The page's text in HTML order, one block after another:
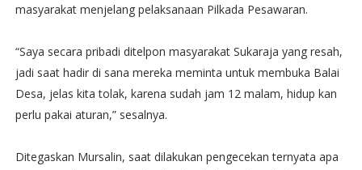
masyarakat menjelang pelaksanaan Pilkada Pesawaran.
“Saya secara pribadi ditelpon masyarakat Sukaraja yang resah,
jadi saat hadir di sana mereka meminta untuk membuka Balai
Desa, jelas kita tolak, karena sudah jam 12 malam, hidup kan
perlu pakai aturan,” sesalnya.
Ditegaskan Mursalin, saat dilakukan pengecekan ternyata apa